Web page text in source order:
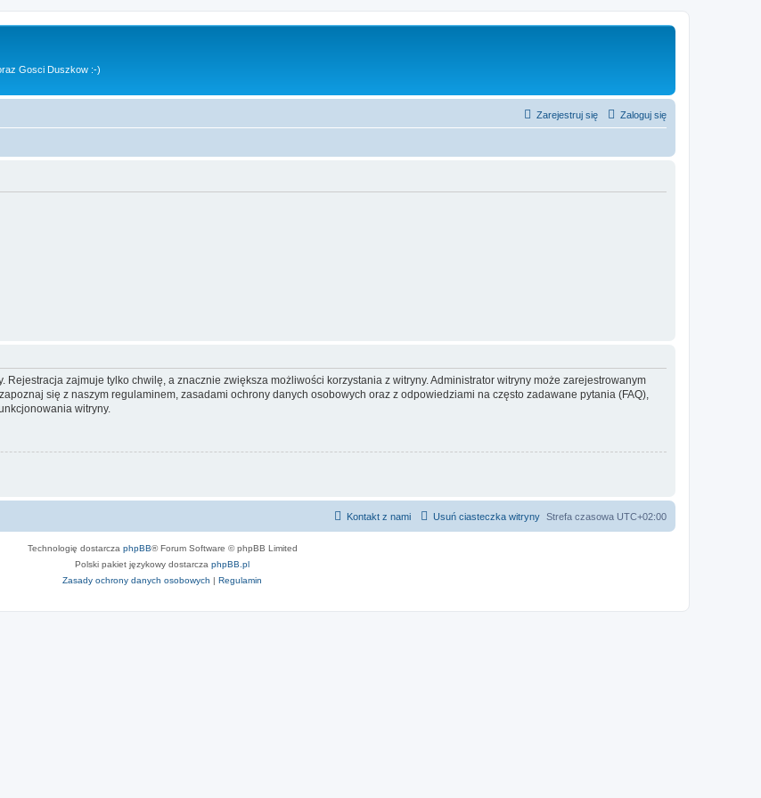
Gosci Duszkow :-)
Zaloguj się
Zarejestruj się
zajmuje tylko chwilę, a znacznie zwiększa możliwości korzystania z witryny. Administrator witryny może zarejestrowanym
się z naszym regulaminem, zasadami ochrony danych osobowych oraz z odpowiedziami na często zadawane pytania (FAQ),
witryny.
Strefa czasowa UTC+02:00
Usuń ciasteczka witryny
Kontakt z nami
Technologię dostarcza phpBB® Forum Software © phpBB Limited
Polski pakiet językowy dostarcza phpBB.pl
Zasady ochrony danych osobowych | Regulamin